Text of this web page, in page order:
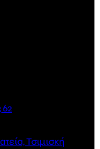
62
Τσιμισκή